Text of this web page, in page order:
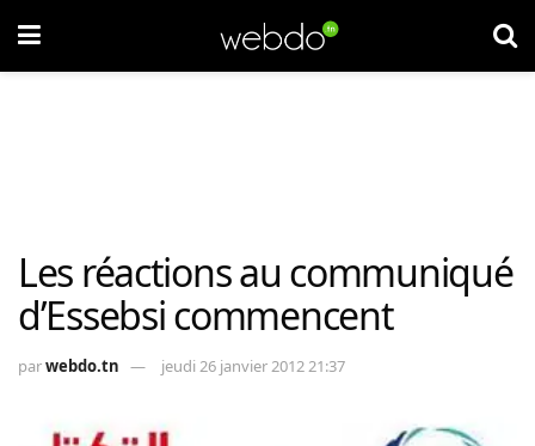
Les réactions au communiqué
d’Essebsi commencent
parwebdo.tn jeudi 26 janvier 2012 21:37